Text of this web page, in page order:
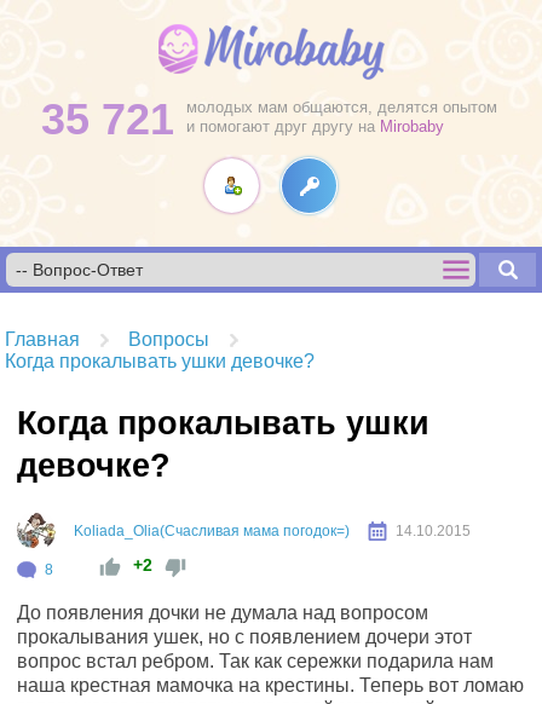
35 721
молодых мам общаются, делятся опытом
и помогают друг другу на Mirobaby
Главная
Вопросы
Когда прокалывать ушки девочке?
Когда прокалывать ушки
девочке?
Koliada_Olia(Счасливая мама погодок=) 14.10.2015
8 +2
До появления дочки не думала над вопросом
прокалывания ушек, но с появлением дочери этот
вопрос встал ребром. Так как сережки подарила нам
наша крестная мамочка на крестины. Теперь вот ломаю